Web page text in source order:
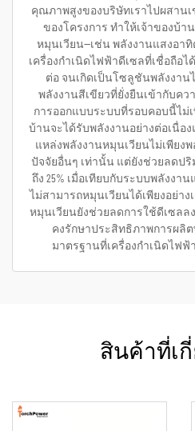
คุณภาพสูงของบริษัทเราไปผสาน
ของโครงการ ทำให้เจ้าของบ้
หมุนเวียน—เช่น พลังงานแสงอา
เครื่องกำเนิดไฟฟ้าดีเซลที่เชื่อถือไ
ต่อ จนเกิดเป็นโซลูชันพลังงา
พลังงานสีเขียวที่ยั่งยืนเข้ากับคว
การออกแบบระบบที่รอบคอบนี้ไม่
บ้านจะได้รับพลังงานอย่างต่อเนื่
แหล่งพลังงานหมุนเวียนไม่เพียง
ปัจจัยอื่นๆ เท่านั้น แต่ยังช่วยลดป
ถึง 25% เมื่อเทียบกับระบบพลังงา
ไม่สามารถหมุนเวียนได้เพียงอย่า
หมุนเวียนยังช่วยลดการใช้ดีเซล
คงรักษาประสิทธิภาพการผลิ
มาตรฐานที่เครื่องกำเนิดไฟฟ้
สินค้าที่เ